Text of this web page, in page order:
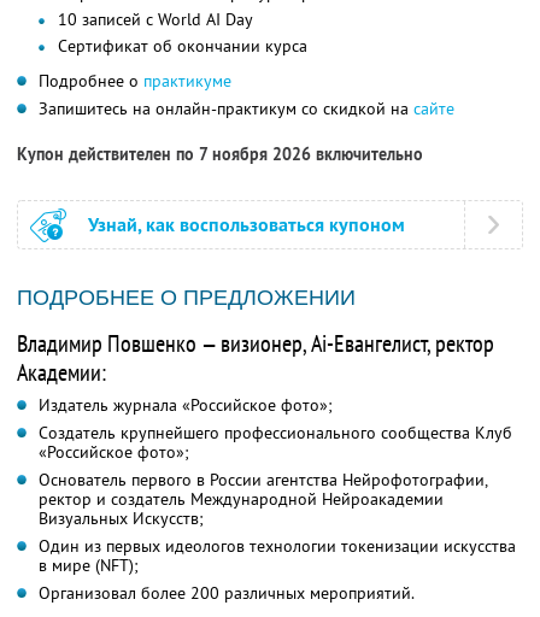
10 записей с World AI Day
Сертификат об окончании курса
Подробнее о практикуме
Запишитесь на онлайн-практикум со скидкой на сайте
Купон действителен по 7 ноября 2026 включительно
Узнай, как воспользоваться купоном
ПОДРОБНЕЕ О ПРЕДЛОЖЕНИИ
Владимир Повшенко — визионер, Ai-Евангелист, ректор
Академии:
Издатель журнала «Российское фото»;
Создатель крупнейшего профессионального сообщества Клуб
«Российское фото»;
Основатель первого в России агентства Нейрофотографии,
ректор и создатель Международной Нейроакадемии
Визуальных Искусств;
Один из первых идеологов технологии токенизации искусства
в мире (NFT);
Организовал более 200 различных мероприятий.